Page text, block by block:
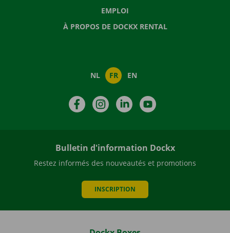
EMPLOI
À PROPOS DE DOCKX RENTAL
NL FR EN
FacebookInstagramLinkedIn
Bulletin d'information Dockx
Restez informés des nouveautés et promotions
INSCRIPTION